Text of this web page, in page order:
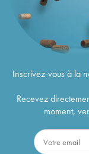
Inscrivez-vous à la
Recevez
moment,